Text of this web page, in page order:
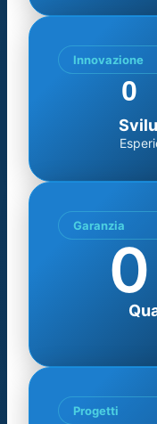
Innovazione
0
Garanzia
0
Progetti